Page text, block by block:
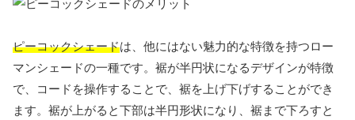
ピーコックシェードは、他にはない魅力的な特徴を持つロー
マンシェードの一種です。裾が半円状になるデザインが特徴
で、コードを操作することで、裾を上げ下げすることができ
ます。裾が上がると下部は半円形状になり、裾まで下ろすと